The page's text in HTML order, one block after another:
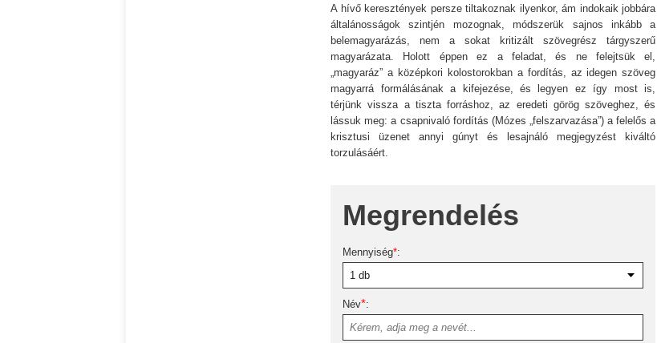
A hívő keresztények persze tiltakoznak ilyenkor, ám indokaik jobbára
általánosságok szintjén mozognak, módszerük sajnos inkább a
belemagyarázás, nem a sokat kritizált szövegrész tárgyszerű
magyarázata. Holott éppen ez a feladat, és ne felejtsük el,
„magyaráz” a középkori kolostorokban a fordítás, az idegen szöveg
magyarrá formálásának a kifejezése, és legyen ez így most is,
térjünk vissza a tiszta forráshoz, az eredeti görög szöveghez, és
lássuk meg: a csapnivaló fordítás (Mózes „felszarvazása”) a felelős a
krisztusi üzenet annyi gúnyt és lesajnáló megjegyzést kiváltó
torzulásáért.
Megrendelés
Mennyiség*:
Név*: